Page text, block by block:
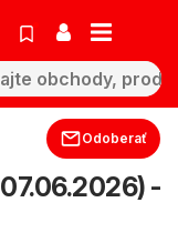
Odoberať
-